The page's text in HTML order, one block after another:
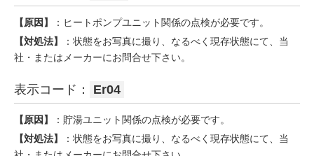
【原因】
：ヒートポンプユニット関係の点検が必要です。
【対処法】
：状態をお写真に撮り、なるべく現存状態にて、当
社・またはメーカーにお問合せ下さい。
表示コード： Er04
【原因】
：貯湯ユニット関係の点検が必要です。
【対処法】
：状態をお写真に撮り、なるべく現存状態にて、当